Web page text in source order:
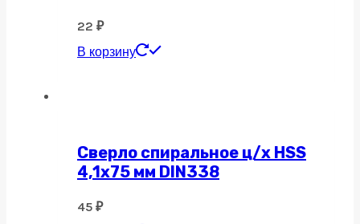
22 ₽
В корзину
Сверло спиральное ц/х HSS
4,1х75 мм DIN338
45 ₽